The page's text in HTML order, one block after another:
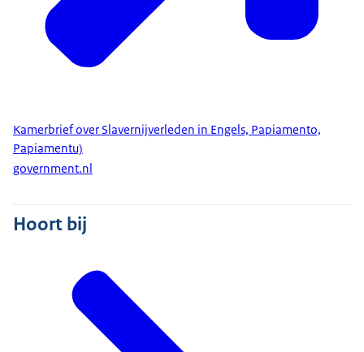
Kamerbrief over Slavernijverleden in Engels, Papiamento,
Papiamentu)
government.nl
Hoort bij